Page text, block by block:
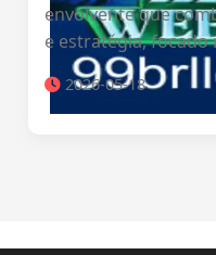
envolvente que
e estratégia, focado
2026-05-18